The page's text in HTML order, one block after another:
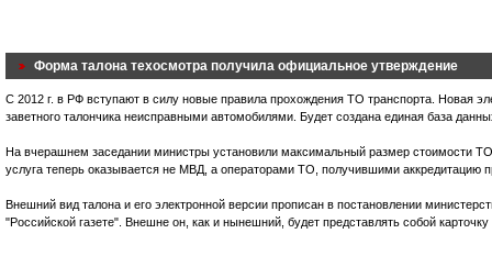
Форма талона техосмотра получила официальное утверждение
С 2012 г. в РФ вступают в силу новые правила прохождения ТО транспорта. Новая
заветного талончика неисправными автомобилями. Будет создана единая база
На вчерашнем заседании министры установили максимальный размер стоимости ТО
услуга теперь оказывается не МВД, а операторами ТО, получившими аккредитацию
Внешний вид талона и его электронной версии прописан в постановлении
"Российской газете". Внешне он, как и нынешний, будет представлять собой